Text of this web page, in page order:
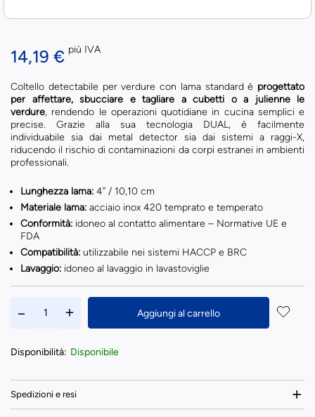
14,19 € più IVA
Coltello detectabile per verdure con lama standard è progettato
per affettare, sbucciare e tagliare a cubetti o a julienne le
verdure, rendendo le operazioni quotidiane in cucina semplici e
precise. Grazie alla sua tecnologia DUAL, è facilmente
individuabile sia dai metal detector sia dai sistemi a raggi-X,
riducendo il rischio di contaminazioni da corpi estranei in ambienti
professionali.
Lunghezza lama: 4” / 10,10 cm
Materiale lama: acciaio inox 420 temprato e temperato
Conformità: idoneo al contatto alimentare – Normative UE e
FDA
Compatibilità: utilizzabile nei sistemi HACCP e BRC
Lavaggio: idoneo al lavaggio in lavastoviglie
Aggiungi al carrello
Disponibilità: Disponibile
Spedizioni e resi